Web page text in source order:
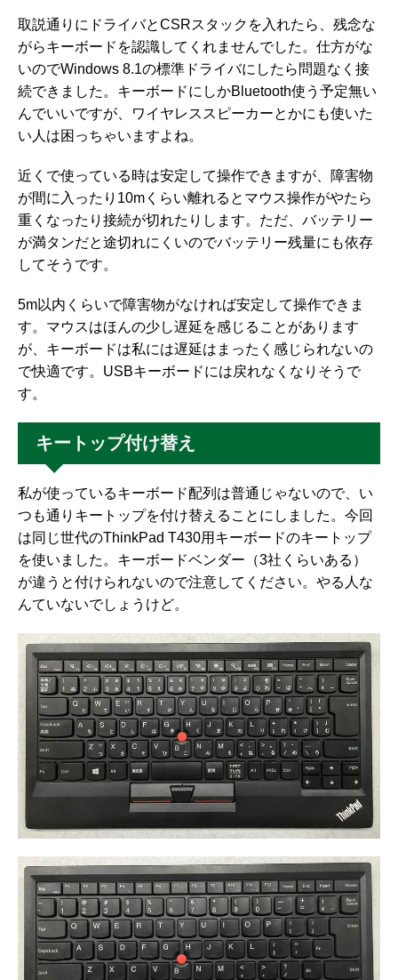
取説通りにドライバとCSRスタックを入れたら、残念な
がらキーボードを認識してくれませんでした。仕方がな
いのでWindows 8.1の標準ドライバにしたら問題なく接
続できました。キーボードにしかBluetooth使う予定無い
んでいいですが、ワイヤレススピーカーとかにも使いた
い人は困っちゃいますよね。
近くで使っている時は安定して操作できますが、障害物
が間に入ったり10mくらい離れるとマウス操作がやたら
重くなったり接続が切れたりします。ただ、バッテリー
が満タンだと途切れにくいのでバッテリー残量にも依存
してそうです。
5m以内くらいで障害物がなければ安定して操作できま
す。マウスはほんの少し遅延を感じることがあります
が、キーボードは私には遅延はまったく感じられないの
で快適です。USBキーボードには戻れなくなりそうで
す。
キートップ付け替え
私が使っているキーボード配列は普通じゃないので、い
つも通りキートップを付け替えることにしました。今回
は同じ世代のThinkPad T430用キーボードのキートップ
を使いました。キーボードベンダー（3社くらいある）
が違うと付けられないので注意してください。やる人な
んていないでしょうけど。